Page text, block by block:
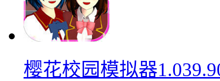
樱花校园模拟器